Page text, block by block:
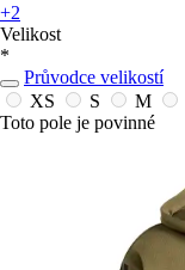
+2
Velikost
*
Průvodce velikostí
XS
S M
Toto pole je povinné